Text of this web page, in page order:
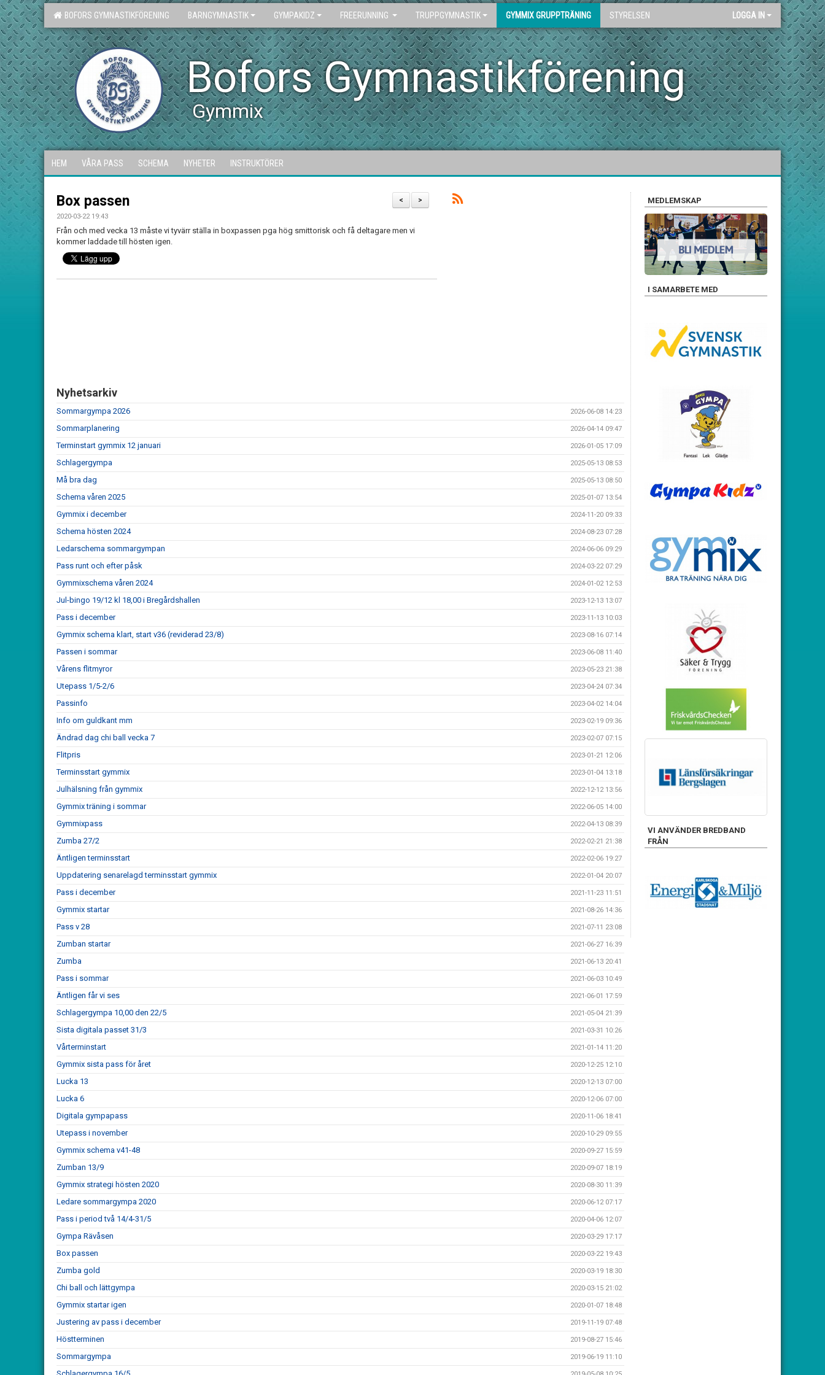
BOFORS GYMNASTIKFÖRENING BARNGYMNASTIK GYMPAKIDZ FREERUNNING TRUPPGYMNASTIK GYMMIX GRUPPTRÄNING STYRELSEN LOGGA IN
Bofors Gymnastikförening
Gymmix
HEM VÅRA PASS SCHEMA NYHETER INSTRUKTÖRER
>
<
Box passen
2020-03-22 19:43
Från och med vecka 13 måste vi tyvärr ställa in boxpassen pga hög smittorisk och få deltagare men vi
kommer laddade till hösten igen.
Nyhetsarkiv
Sommargympa 2026 2026-06-08 14:23
Sommarplanering 2026-04-14 09:47
Terminstart gymmix 12 januari 2026-01-05 17:09
Schlagergympa 2025-05-13 08:53
Må bra dag 2025-05-13 08:50
Schema våren 2025 2025-01-07 13:54
Gymmix i december 2024-11-20 09:33
Schema hösten 2024 2024-08-23 07:28
Ledarschema sommargympan 2024-06-06 09:29
Pass runt och efter påsk 2024-03-22 07:29
Gymmixschema våren 2024 2024-01-02 12:53
Jul-bingo 19/12 kl 18,00 i Bregårdshallen 2023-12-13 13:07
Pass i december 2023-11-13 10:03
Gymmix schema klart, start v36 (reviderad 23/8) 2023-08-16 07:14
Passen i sommar 2023-06-08 11:40
Vårens flitmyror 2023-05-23 21:38
Utepass 1/5-2/6 2023-04-24 07:34
Passinfo 2023-04-02 14:04
Info om guldkant mm 2023-02-19 09:36
Ändrad dag chi ball vecka 7 2023-02-07 07:15
Flitpris 2023-01-21 12:06
Terminsstart gymmix 2023-01-04 13:18
Julhälsning från gymmix 2022-12-12 13:56
Gymmix träning i sommar 2022-06-05 14:00
Gymmixpass 2022-04-13 08:39
Zumba 27/2 2022-02-21 21:38
Äntligen terminsstart 2022-02-06 19:27
Uppdatering senarelagd terminsstart gymmix 2022-01-04 20:07
Pass i december 2021-11-23 11:51
Gymmix startar 2021-08-26 14:36
Pass v 28 2021-07-11 23:08
Zumban startar 2021-06-27 16:39
Zumba 2021-06-13 20:41
Pass i sommar 2021-06-03 10:49
Äntligen får vi ses 2021-06-01 17:59
Schlagergympa 10,00 den 22/5 2021-05-04 21:39
Sista digitala passet 31/3 2021-03-31 10:26
Vårterminstart 2021-01-14 11:20
Gymmix sista pass för året 2020-12-25 12:10
Lucka 13 2020-12-13 07:00
Lucka 6 2020-12-06 07:00
Digitala gympapass 2020-11-06 18:41
Utepass i november 2020-10-29 09:55
Gymmix schema v41-48 2020-09-27 15:59
Zumban 13/9 2020-09-07 18:19
Gymmix strategi hösten 2020 2020-08-30 11:39
Ledare sommargympa 2020 2020-06-12 07:17
Pass i period två 14/4-31/5 2020-04-06 12:07
Gympa Rävåsen 2020-03-29 17:17
Box passen 2020-03-22 19:43
Zumba gold 2020-03-19 18:30
Chi ball och lättgympa 2020-03-15 21:02
Gymmix startar igen 2020-01-07 18:48
Justering av pass i december 2019-11-19 07:48
Höstterminen 2019-08-27 15:46
Sommargympa 2019-06-19 11:10
MEDLEMSKAP
I SAMARBETE MED
VI ANVÄNDER BREDBAND
FRÅN